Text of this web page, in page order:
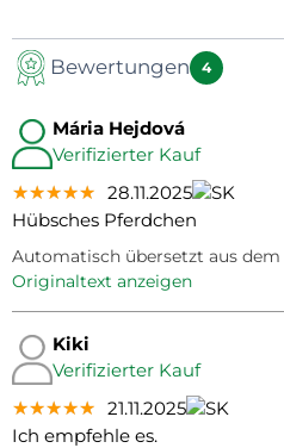
Bewertungen 4
Mária Hejdová
Verifizierter Kauf
★★★★★
★★★★★
★★★★★ 28.11.2025
Hübsches Pferdchen
Automatisch übersetzt aus dem
Originaltext anzeigen
Kiki
Verifizierter Kauf
★★★★★
★★★★★
★★★★★ 21.11.2025
Ich empfehle es.